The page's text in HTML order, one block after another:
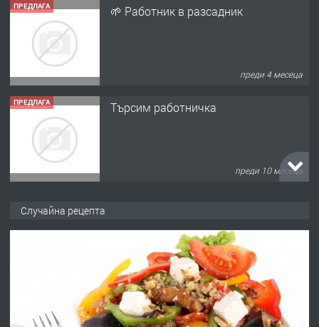
ПРЕДЛАГА 🌱 Работник в разсадник
преди 4 месеца
ПРЕДЛАГА Търсим работничка
преди 10 месеца
преди 1 година
Работа за общи работници
Случайна рецепта